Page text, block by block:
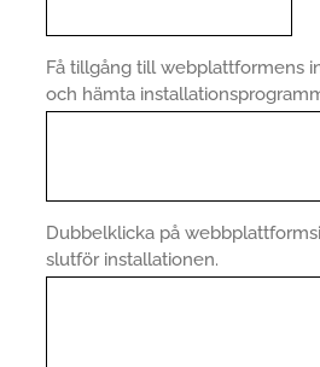
Få tillgång till webplattformens
och hämta
Dubbelklicka på
slutför installationen.